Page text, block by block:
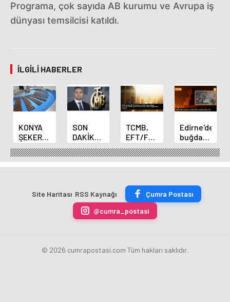
Programa, çok sayıda AB kurumu ve Avrupa iş
dünyası temsilcisi katıldı.
İLGILI HABERLER
KONYA
ŞEKER
YILLIK 7
BİN 500
TON
ÜRETİLECEK
SON
DAKİKA
HABERİ:
Yeni
Merkez
Fatih
Karahan
oldu
TCMB,
EFT/FAST
işlemleri
için
fazla
uygulamasını
kaldırdı
Edirne'de
buğday
ve arpa
ekim
sezonu
erdi
Site Haritası RSS Kaynağı
Çumra Postası
@cumra_postasi
© 2026 cumrapostasi.com Tüm hakları saklıdır.